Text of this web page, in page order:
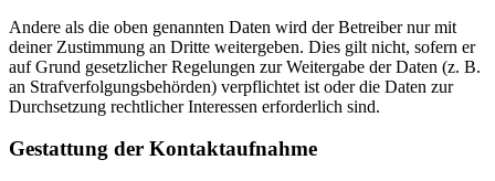
Andere als die oben genannten Daten wird der Betreiber nur mit
deiner Zustimmung an Dritte weitergeben. Dies gilt nicht, sofern er
auf Grund gesetzlicher Regelungen zur Weitergabe der Daten (z. B.
an Strafverfolgungsbehörden) verpflichtet ist oder die Daten zur
Durchsetzung rechtlicher Interessen erforderlich sind.
Gestattung der Kontaktaufnahme